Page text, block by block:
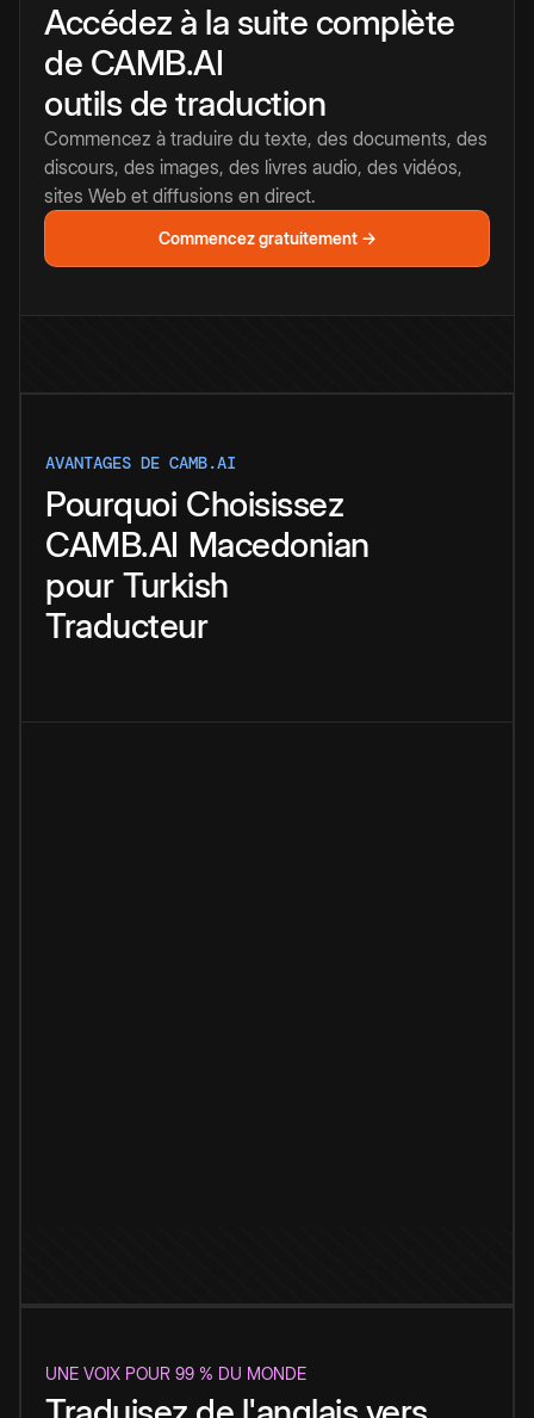
Accédez à la suite complète
de CAMB.AI
outils de traduction
Commencez à traduire du texte, des documents, des
discours, des images, des livres audio, des vidéos,
sites Web et diffusions en direct.
Commencez gratuitement →
AVANTAGES DE CAMB.AI
Pourquoi Choisissez
CAMB.AI Macedonian
pour Turkish
Traducteur
UNE VOIX POUR 99 % DU MONDE